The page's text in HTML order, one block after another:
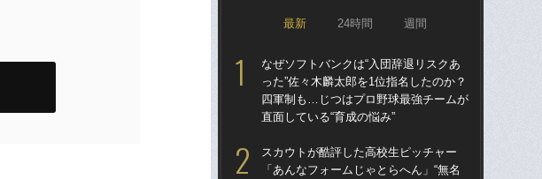
最新 24時間 週間
なぜソフトバンクは“入団辞退リスクあ
った”佐々木麟太郎を1位指名したのか？
四軍制も…じつはプロ野球最強チームが
直面している“育成の悩み”
スカウトが酷評した高校生ピッチャー
「あんなフォームじゃとらへん」“無名